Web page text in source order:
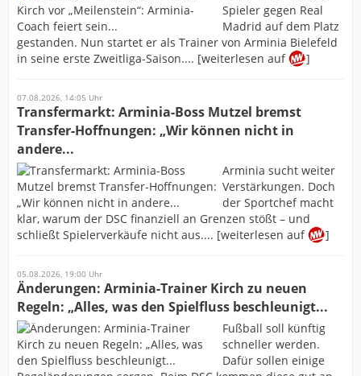
Spieler gegen Real
Madrid auf dem Platz
gestanden. Nun startet er als Trainer von Arminia Bielefeld
in seine erste Zweitliga-Saison.... [weiterlesen auf
]
07.08.2026, 14:05 Uhr
Transfermarkt: Arminia-Boss Mutzel bremst
Transfer-Hoffnungen: „Wir können nicht in
andere...
Arminia sucht weiter
Verstärkungen. Doch
der Sportchef macht
klar, warum der DSC finanziell an Grenzen stößt – und
schließt Spielerverkäufe nicht aus.... [weiterlesen auf
]
05.08.2026, 19:00 Uhr
Änderungen: Arminia-Trainer Kirch zu neuen
Regeln: „Alles, was den Spielfluss beschleunigt...
Fußball soll künftig
schneller werden.
Dafür sollen einige